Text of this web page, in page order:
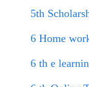
5th
6 Home
6 th e